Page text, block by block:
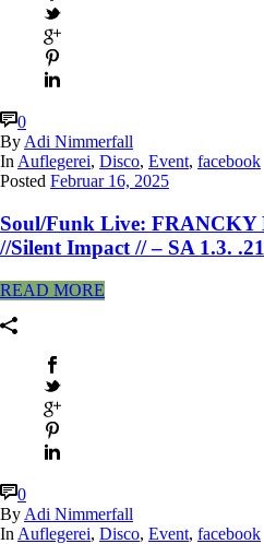
0
By Adi Nimmerfall
In Auflegerei, Disco, Event, facebook
Posted Februar 16, 2025
Soul/Funk Live: FRANCKY
//Silent Impact // – SA 1.3.
READ MORE
0
By Adi Nimmerfall
In Auflegerei, Disco, Event, facebook